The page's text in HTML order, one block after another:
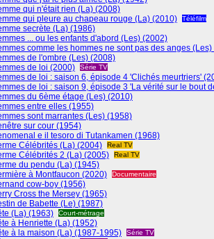
qui n'était rien (La) (2008)
qui pleure au chapeau rouge (La) (2010)
Téléfilm
secrète (La) (1986)
... ou les enfants d'abord (Les) (2002)
comme les hommes ne sont pas des anges
de l'ombre (Les) (2008)
de loi (2000)
Série TV
de loi : saison 6, épisode 4 'Clichés meurtriers'
de loi : saison 9, épisode 3 'La vérité sur le bout
du 6ème étage (Les) (2010)
entre elles (1955)
sont marrantes (Les) (1958)
sur cour (1954)
e il tesoro di Tutankamen (1968)
Célébrités (La) (2004)
Real TV
Célébrités 2 (La) (2005) Real TV
du pendu (La) (1945)
à Montfaucon (2020)
Documentaire
cow-boy (1956)
Cross the Mersey (1965)
de Babette (Le) (1987)
(La) (1963)
Court-métrage
à Henriette (La) (1952)
à la maison (La) (1987-1995)
Série TV